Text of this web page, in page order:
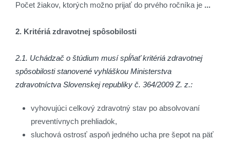
Počet žiakov, ktorých možno prijať do prvého ročníka je ...
2. Kritériá zdravotnej spôsobilosti
2.1. Uchádzač o štúdium musí spĺňať kritériá zdravotnej
spôsobilosti stanovené vyhláškou Ministerstva
zdravotníctva Slovenskej republiky č. 364/2009 Z. z.:
vyhovujúci celkový zdravotný stav po absolvovaní
preventívnych prehliadok,
sluchová ostrosť aspoň jedného ucha pre šepot na päť